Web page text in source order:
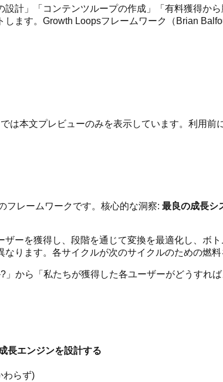
設計」「コンテンツループの作成」「有料獲得か
ます。Growth Loopsフレームワーク（Brian
は本文プレビューのみを表示しています。利用前
フレームワークです。核心的な洞察: 最良の成長シ
ーを獲得し、段階を通じて変換を最適化し、ボ
ります。各サイクルが次のサイクルのための燃料
から「私たちが獲得した各ユーザーがどうすれ
長エンジンを設計する
わらず)